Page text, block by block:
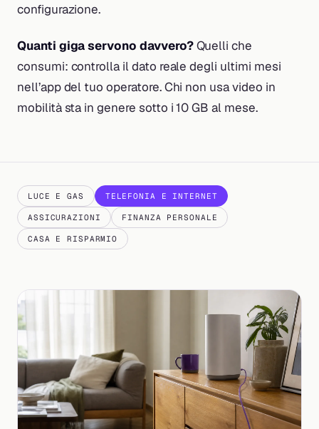
configurazione.
Quanti giga servono davvero?Quelli che
consumi: controlla il dato reale degli ultimi mesi
nell’app del tuo operatore. Chi non usa video in
mobilità sta in genere sotto i 10 GB al mese.
LUCE E GAS TELEFONIA E INTERNET
ASSICURAZIONI FINANZA PERSONALE
CASA E RISPARMIO